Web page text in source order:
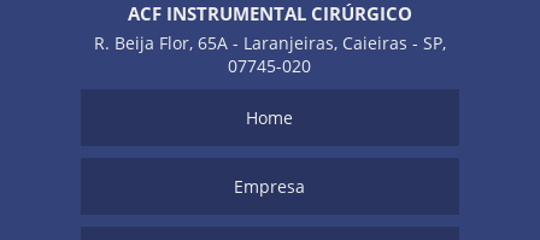
ACF INSTRUMENTAL CIRÚRGICO
R. Beija Flor, 65A - Laranjeiras, Caieiras - SP,
07745-020
Home
Empresa